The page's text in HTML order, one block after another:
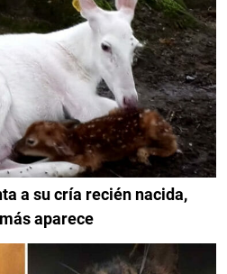
a su cría recién nacida,
aparece